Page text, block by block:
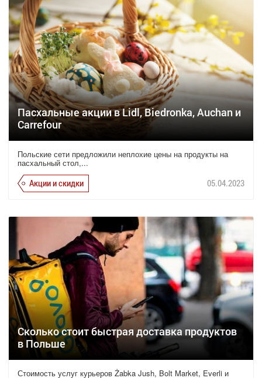
Пасхальные акции в Lidl, Biedronka, Auchan и
Carrefour
Польские сети предложили неплохие цены на продукты на
пасхальный стол,...
Акции и скидки 05.04.2023
Сколько стоит быстрая доставка продуктов
в Польше
Стоимость услуг курьеров Żabka Jush, Bolt Market, Everli и